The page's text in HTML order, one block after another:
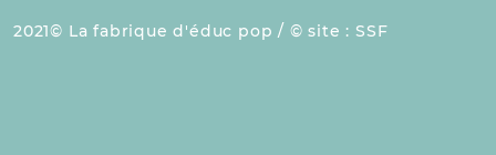
2021 La fabrique d'éduc pop / site :SSF